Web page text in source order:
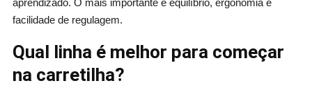
facilidade de regulagem.
Qual linha é melhor para começar
na carretilha?